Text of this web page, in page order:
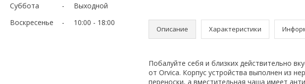
Суббота
Выходной
Воскресенье
10:00 18:00
Описание Характеристики
Побалуйте себя и близких действительно
от Orvica. Корпус устройства выполнен из
переноски, а вместительная чаша имеет